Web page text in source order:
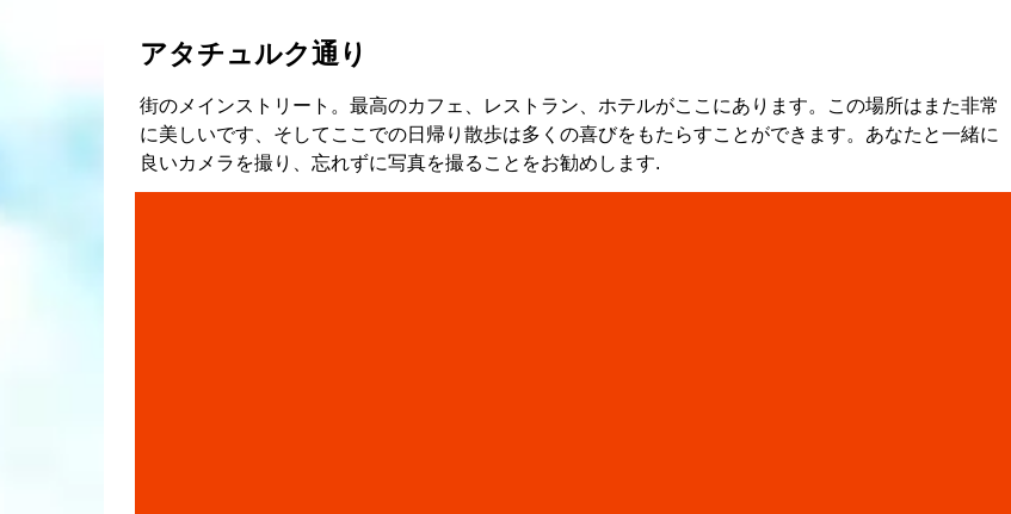
アタチュルク通り
街のメインストリート。最高のカフェ、レストラン、ホテルがここにあります。この場所はまた非常
に美しいです、そしてここでの日帰り散歩は多くの喜びをもたらすことができます。あなたと一緒に
良いカメラを撮り、忘れずに写真を撮ることをお勧めします.